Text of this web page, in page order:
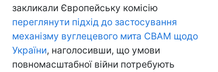
закликали Європейську комісію
переглянути підхід до застосування
механізму вуглецевого мита CBAM щодо
України, наголосивши, що умови
повномасштабної війни потребують